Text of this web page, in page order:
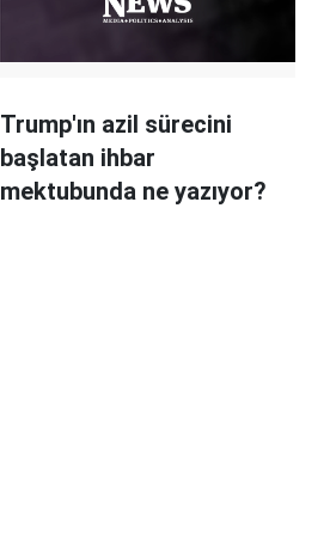
Trump'ın azil sürecini
başlatan ihbar
mektubunda ne yazıyor?